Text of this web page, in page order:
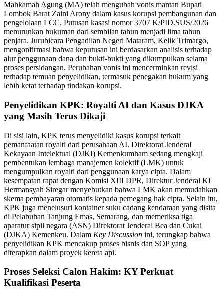
Mahkamah Agung (MA) telah mengubah vonis mantan Bupati
Lombok Barat Zaini Arony dalam kasus korupsi pembangunan dan
pengelolaan LCC. Putusan kasasi nomor 3707 K/PID.SUS/2026
menurunkan hukuman dari sembilan tahun menjadi lima tahun
penjara. Jurubicara Pengadilan Negeri Mataram, Kelik Trimargo,
mengonfirmasi bahwa keputusan ini berdasarkan analisis terhadap
alur penggunaan dana dan bukti-bukti yang dikumpulkan selama
proses persidangan. Perubahan vonis ini mencerminkan revisi
terhadap temuan penyelidikan, termasuk penegakan hukum yang
lebih ketat terhadap tindakan korupsi.
Penyelidikan KPK: Royalti AI dan Kasus DJKA
yang Masih Terus Dikaji
Di sisi lain, KPK terus menyelidiki kasus korupsi terkait
pemanfaatan royalti dari perusahaan AI. Direktorat Jenderal
Kekayaan Intelektual (DJKI) Kemenkumham sedang mengkaji
pembentukan lembaga manajemen kolektif (LMK) untuk
mengumpulkan royalti dari penggunaan karya cipta. Dalam
kesempatan rapat dengan Komisi XIII DPR, Direktur Jenderal KI
Hermansyah Siregar menyebutkan bahwa LMK akan memudahkan
skema pembayaran otomatis kepada pemegang hak cipta. Selain itu,
KPK juga menelusuri kontainer suku cadang kendaraan yang disita
di Pelabuhan Tanjung Emas, Semarang, dan memeriksa tiga
aparatur sipil negara (ASN) Direktorat Jenderal Bea dan Cukai
(DJKA) Kemenkeu. Dalam Key Discussion ini, terungkap bahwa
penyelidikan KPK mencakup proses bisnis dan SOP yang
diterapkan dalam proyek kereta api.
Proses Seleksi Calon Hakim: KY Perkuat
Kualifikasi Peserta